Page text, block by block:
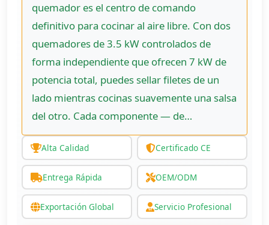
quemador es el centro de comando
definitivo para cocinar al aire libre. Con dos
quemadores de 3.5 kW controlados de
forma independiente que ofrecen 7 kW de
potencia total, puedes sellar filetes de un
lado mientras cocinas suavemente una salsa
del otro. Cada componente — de…
Alta Calidad Certificado CE
Entrega Rápida OEM/ODM
Exportación Global Servicio Profesional